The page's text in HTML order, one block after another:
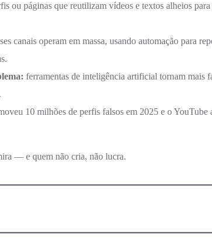
ou páginas que reutilizam vídeos e textos alheios
canais operam em massa, usando automação para
ferramentas de inteligência artificial tornam mais
10 milhões de perfis falsos em 2025 e o
— e quem não cria, não lucra.